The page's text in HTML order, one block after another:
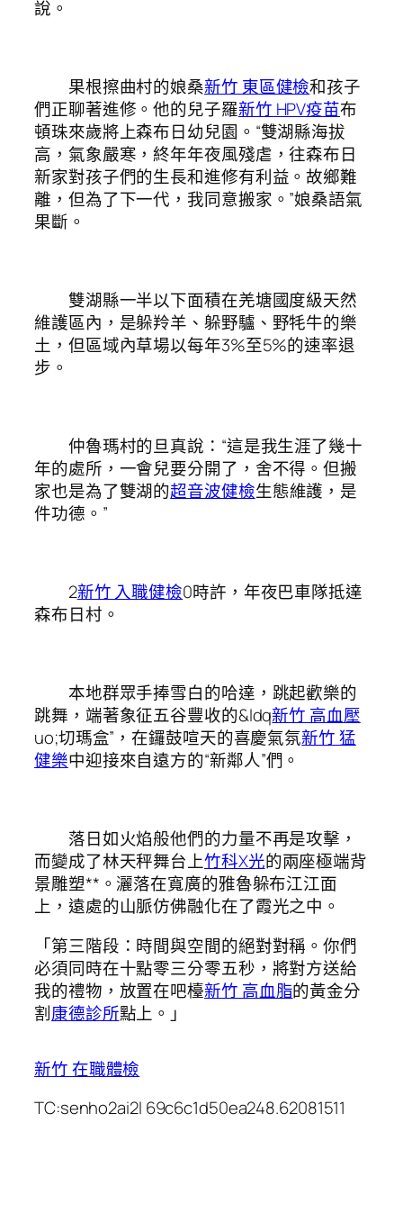
說。
果根擦曲村的娘桑新竹 東區健檢和孩子
們正聊著進修。他的兒子羅新竹 HPV疫苗布
頓珠來歲將上森布日幼兒園。“雙湖縣海拔
高，氣象嚴寒，終年年夜風殘虐，往森布日
新家對孩子們的生長和進修有利益。故鄉難
離，但為了下一代，我同意搬家。”娘桑語氣
果斷。
雙湖縣一半以下面積在羌塘國度級天然
維護區內，是躲羚羊、躲野驢、野牦牛的樂
土，但區域內草場以每年3%至5%的速率退
步。
仲魯瑪村的旦真說：“這是我生涯了幾十
年的處所，一會兒要分開了，舍不得。但搬
家也是為了雙湖的超音波健檢生態維護，是
件功德。”
2新竹 入職健檢0時許，年夜巴車隊抵達
森布日村。
本地群眾手捧雪白的哈達，跳起歡樂的
跳舞，端著象征五谷豐收的&ldq新竹 高血壓
uo;切瑪盒”，在鑼鼓喧天的喜慶氣氛新竹 猛
健樂中迎接來自遠方的“新鄰人”們。
落日如火焰般他們的力量不再是攻擊，
而變成了林天秤舞台上竹科X光的兩座極端背
景雕塑**。灑落在寬廣的雅魯躲布江江面
上，遠處的山脈仿佛融化在了霞光之中。
「第三階段：時間與空間的絕對對稱。你們
必須同時在十點零三分零五秒，將對方送給
我的禮物，放置在吧檯新竹 高血脂的黃金分
割康德診所點上。」
新竹 在職體檢
TC:senho2ai2l 69c6c1d50ea248.62081511